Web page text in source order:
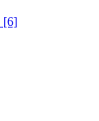
[6]